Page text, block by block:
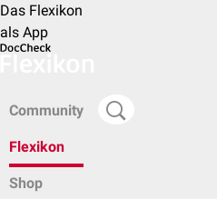
Das Flexikon
als App
Community
Flexikon
Shop